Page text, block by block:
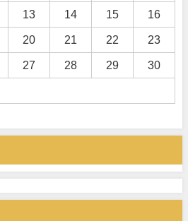
13 14 15 16
20 21 22 23
27 28 29 30